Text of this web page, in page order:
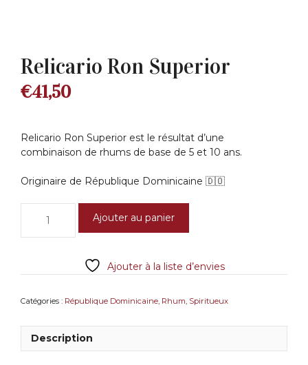
Relicario Ron Superior
€41,50
Relicario Ron Superior est le résultat d’une
combinaison de rhums de base de 5 et 10 ans.
Originaire de République Dominicaine 🇩🇴
Relicario
Ajouter au panier
Ajouter à la liste d’envies
Catégories : République Dominicaine Rhum Spiritueux
Description